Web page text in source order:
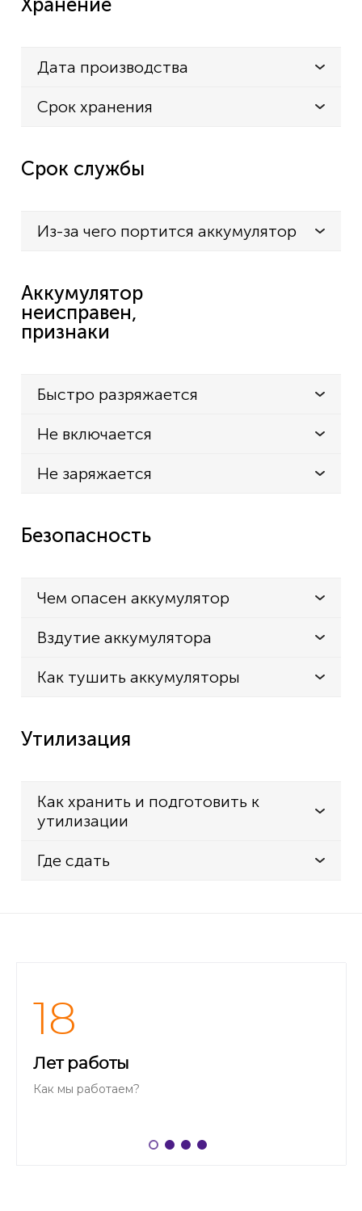
Дата производства
Срок хранения
Срок службы
Из-за чего портится аккумулятор
Аккумулятор
неисправен,
признаки
Быстро разряжается
Не включается
Не заряжается
Безопасность
Чем опасен аккумулятор
Вздутие аккумулятора
Как тушить аккумуляторы
Утилизация
Как хранить и подготовить к
утилизации
Где сдать
18
Лет работы
Как мы работаем?